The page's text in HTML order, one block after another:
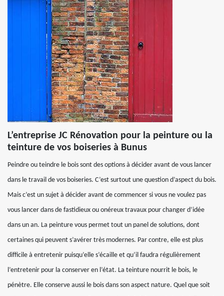
L’entreprise JC Rénovation pour la peinture ou la
teinture de vos boiseries à Bunus
Peindre ou teindre le bois sont des options à décider avant de vous lancer
dans le travail de vos boiseries. C’est surtout une question d’aspect du bois.
Mais c’est un sujet à décider avant de commencer si vous ne voulez pas
vous lancer dans de fastidieux ou onéreux travaux pour changer d’idée
dans un an. La peinture vous permet tout un panel de solutions, dont
certaines qui peuvent s’avérer très modernes. Par contre, elle est plus
difficile à entretenir puisqu’elle s’écaille et qu’il faudra régulièrement
l’entretenir pour la conserver en l’état. La teinture nourrit le bois, le
pénètre. Elle conserve aussi le bois dans son aspect nature. Quel que soit